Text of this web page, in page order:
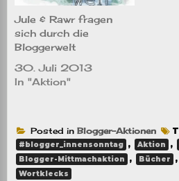
Jule & Rawr fragen
sich durch die
Bloggerwelt
30. Juli 2013
In "Aktion"
Posted in Blogger-Aktionen
#blogger_innensonntag , Aktion ,
Blogger-Mittmachaktion , Bücher ,
Wortklecks